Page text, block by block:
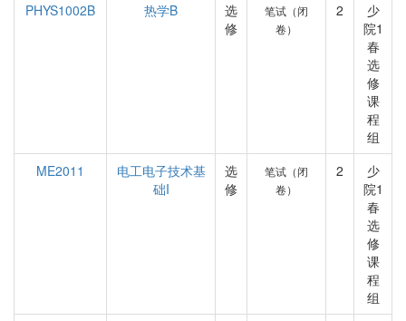
PHYS1002B
热学B
选
修
笔试（闭
卷）
2
少
院1
春
选
修
课
程
组
ME2011
电工电子技术基
础I
选
修
笔试（闭
卷）
2
少
院1
春
选
修
课
程
组